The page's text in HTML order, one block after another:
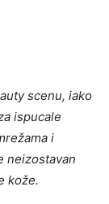
scenu, iako
ispucale
i
neizostavan
kože.